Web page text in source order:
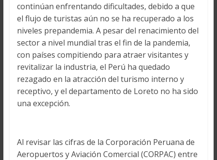
continúan enfrentando dificultades, debido a que
el flujo de turistas aún no se ha recuperado a los
niveles prepandemia. A pesar del renacimiento del
sector a nivel mundial tras el fin de la pandemia,
con países compitiendo para atraer visitantes y
revitalizar la industria, el Perú ha quedado
rezagado en la atracción del turismo interno y
receptivo, y el departamento de Loreto no ha sido
una excepción.
Al revisar las cifras de la Corporación Peruana de
Aeropuertos y Aviación Comercial (CORPAC) entre